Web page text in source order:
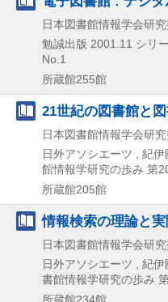
日本図書館情報学会研
勉誠出版 2001.11 シリ
No.1
所蔵館255館
21世紀の図書館と
日本図書館情報学会研
日外アソシエーツ , 紀
館情報学研究の歩み 第
所蔵館205館
情報検索の理論と
日本図書館情報学会研
日外アソシエーツ , 紀
書館情報学研究の歩み